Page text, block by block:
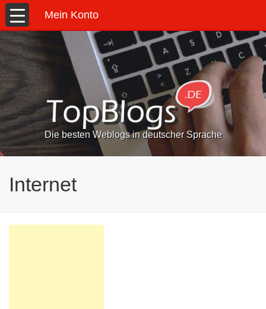
Mein Konto
Die besten Weblogs in deutscher Sprache
Internet